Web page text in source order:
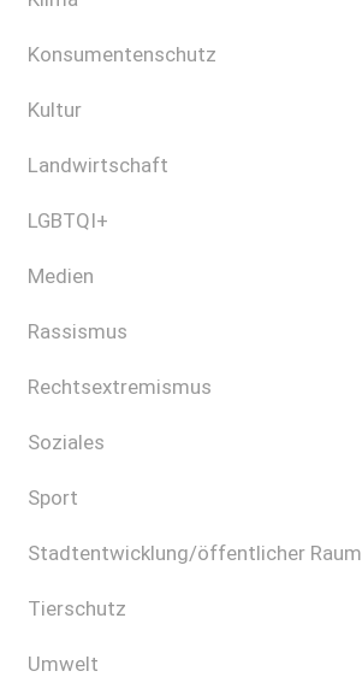
Konsumentenschutz
Kultur
Landwirtschaft
LGBTQI+
Medien
Rassismus
Rechtsextremismus
Soziales
Sport
Stadtentwicklung/öffentlicher Raum
Tierschutz
Umwelt